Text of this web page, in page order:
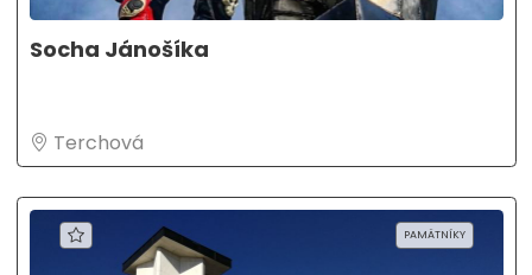
Socha Jánošíka
Terchová
PAMÄTNÍKY